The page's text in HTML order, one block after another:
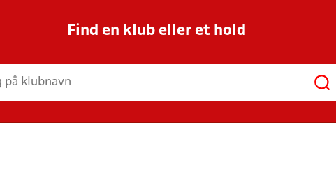
Find en klub eller et hold